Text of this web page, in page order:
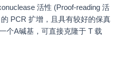
活性 (Proof-reading 活
PCR 扩增，且具有较好的保真
个A碱基，可直接克隆于 T 载